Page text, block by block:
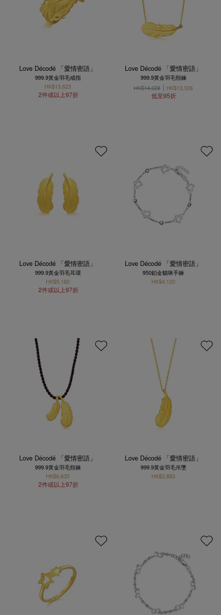
Love Décodé 「愛情密語」
999.9黃金羽毛戒指
HK$13,623
2件或以上97折
Love Décodé 「愛情密語」
999.9黃金羽毛頸鍊
HK$14,028
HK$13,326
低至95折
Love Décodé 「愛情密語」
999.9黃金羽毛耳環
HK$5,160
2件或以上97折
Love Décodé 「愛情密語」
950鉑金貓咪手鍊
HK$4,120
Love Décodé 「愛情密語」
999.9黃金羽毛頸鍊
HK$6,635
2件或以上97折
Love Décodé 「愛情密語」
999.9黃金羽毛吊墜
HK$2,883